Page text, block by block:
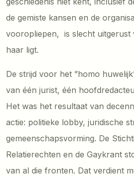
de gemiste kansen en de
vooropliepen, is slecht uitgerust
haar ligt.
De strijd voor het ”homo
van één jurist, één
Het was het resultaat van
actie: politieke lobby, juridische
gemeenschapsvorming. De
Relatierechten en de Gaykrant
van al die fronten. Dat verdient